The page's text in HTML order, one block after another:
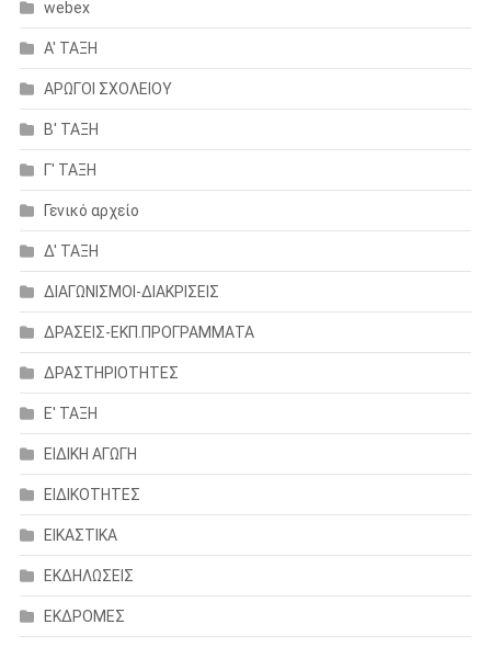
webex
Α' ΤΑΞΗ
ΑΡΩΓΟΙ ΣΧΟΛΕΙΟΥ
Β' ΤΑΞΗ
Γ' ΤΑΞΗ
Γενικό αρχείο
Δ' ΤΑΞΗ
ΔΙΑΓΩΝΙΣΜΟΙ-ΔΙΑΚΡΙΣΕΙΣ
ΔΡΑΣΕΙΣ-ΕΚΠ.ΠΡΟΓΡΑΜΜΑΤΑ
ΔΡΑΣΤΗΡΙΟΤΗΤΕΣ
Ε' ΤΑΞΗ
ΕΙΔΙΚΗ ΑΓΩΓΗ
ΕΙΔΙΚΟΤΗΤΕΣ
ΕΙΚΑΣΤΙΚΑ
ΕΚΔΗΛΩΣΕΙΣ
ΕΚΔΡΟΜΕΣ